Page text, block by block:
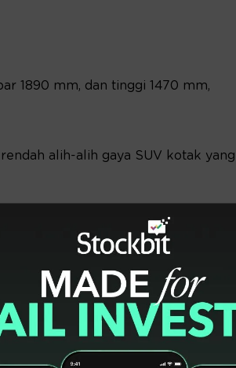
1890 mm, dan tinggi 1470 mm,
alih-alih gaya SUV kotak yang